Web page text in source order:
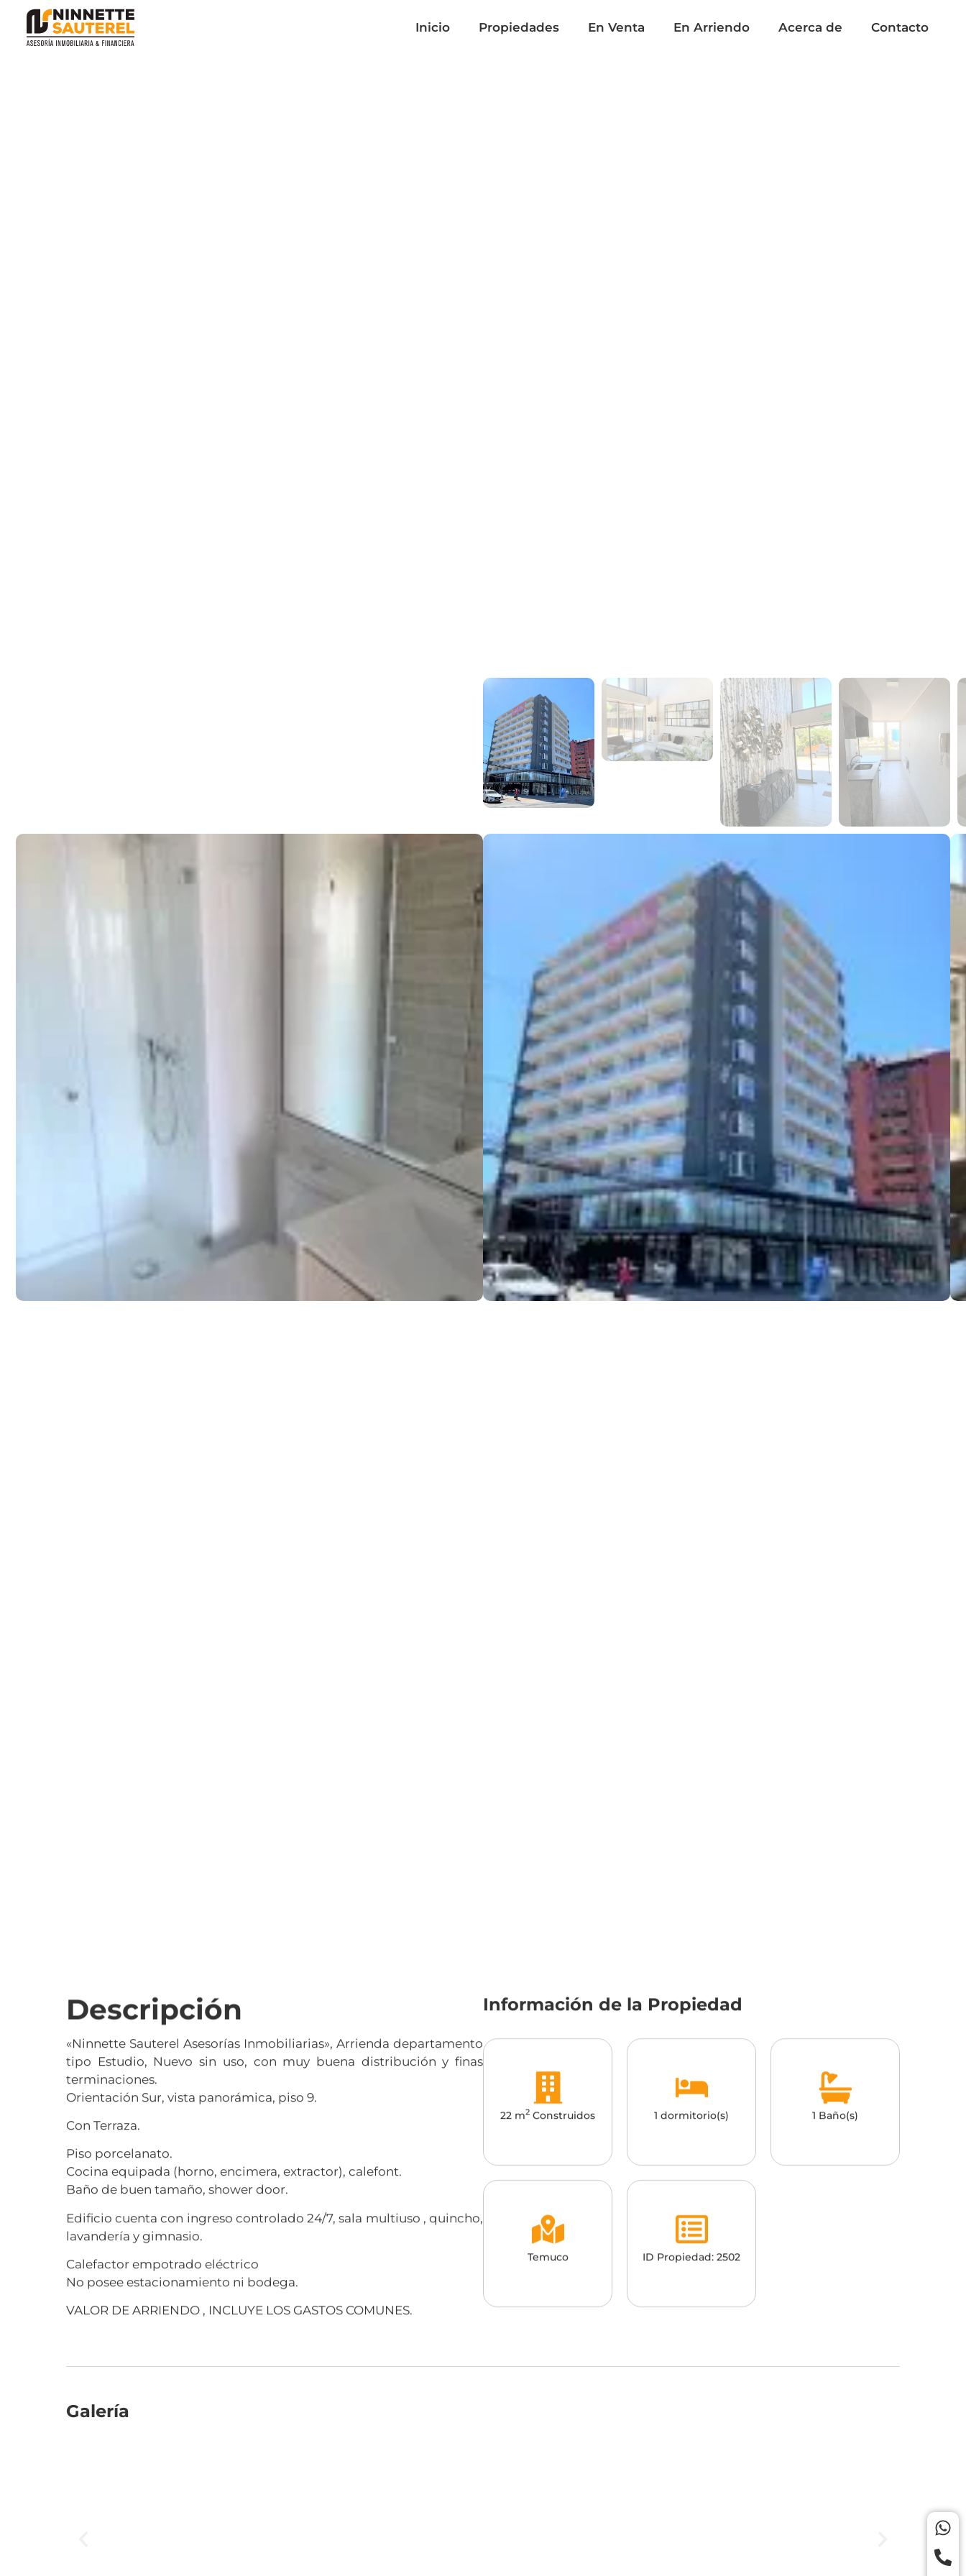
Inicio Propiedades En Venta En Arriendo Acerca de Contacto
Arriendo Departamento Estudio,
Nuevo si uso, en Edificio 2K a
Descripción
«Ninnette Sauterel Asesorías Inmobiliarias», Arrienda departamento
tipo Estudio, Nuevo sin uso, con muy buena distribución y finas
terminaciones.
Orientación Sur, vista panorámica, piso 9.
Con Terraza.
Piso porcelanato.
Cocina equipada (horno, encimera, extractor), calefont.
Baño de buen tamaño, shower door.
Edificio cuenta con ingreso controlado 24/7, sala multiuso , quincho,
lavandería y gimnasio.
Calefactor empotrado eléctrico
No posee estacionamiento ni bodega.
VALOR DE ARRIENDO , INCLUYE LOS GASTOS COMUNES.
Información de la Propiedad
22 m2 Construidos 1 dormitorio(s) 1 Baño(s)
Temuco ID Propiedad: 2502
Galería